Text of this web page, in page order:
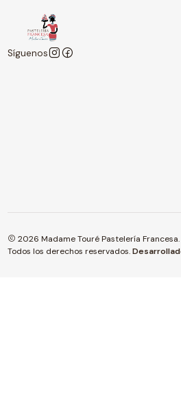
Síguenos
2026 Madame Touré Pastelería Francesa.
Todos los derechos reservados.